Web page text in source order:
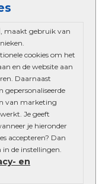
, maakt gebruik van
cookies om het
en de website aan
Daarnaast
gepersonaliseerde
van marketing
Je geeft
je hieronder
accepteren? Dan
de instellingen.
en